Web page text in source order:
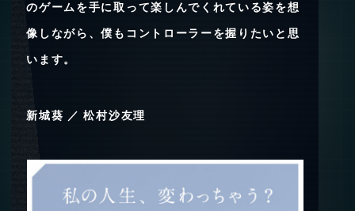
のゲームを手に取って楽しんでくれている姿を想
像しながら、僕もコントローラーを握りたいと思
います。
新城葵 ／ 松村沙友理